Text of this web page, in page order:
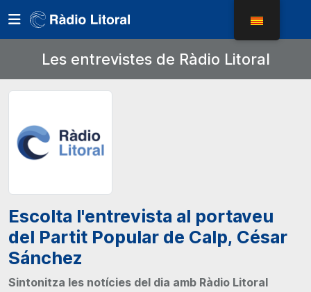
Les entrevistes de Ràdio Litoral
Escolta l'entrevista al portaveu
del Partit Popular de Calp, César
Sánchez
Sintonitza les notícies del dia amb Ràdio Litoral